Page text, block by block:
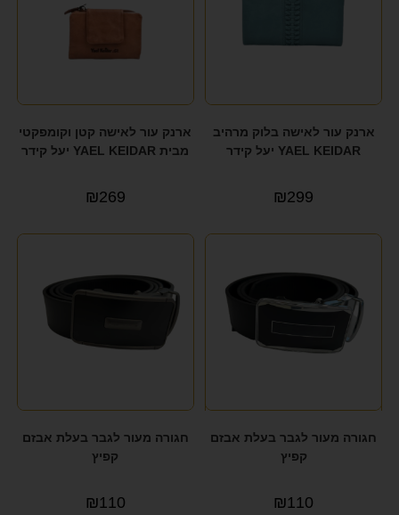
ארנק עור לאישה בלוק מרהיב
YAEL KEIDAR יעל קידר
₪299
ארנק עור לאישה קטן וקומפקטי
מבית YAEL KEIDAR יעל קידר
₪269
חגורה מעור לגבר בעלת אבזם
קפיץ
₪110
חגורה מעור לגבר בעלת אבזם
קפיץ
₪110